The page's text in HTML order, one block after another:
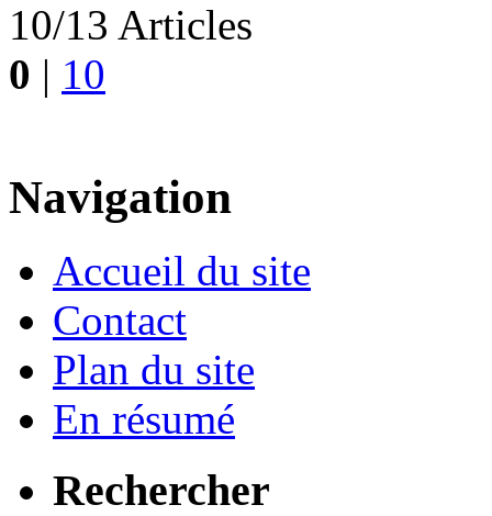
10/13 Articles
0 | 10
Navigation
Accueil du site
Contact
Plan du site
En résumé
Rechercher